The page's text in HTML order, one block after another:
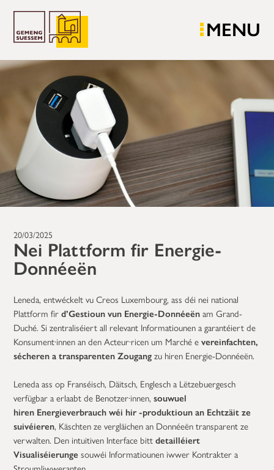
MENU
20/03/2025
Nei Plattform fir Energie-
Donnéeën
Leneda, entwéckelt vu Creos Luxembourg, ass déi nei national
Plattform fird’Gestioun vun Energie-Donnéeënam Grand-
Duché. Si zentraliséiert all relevant Informatiounen a garantéiert de
Konsument·innen an den Acteur·ricen um Marché evereinfachten,
sécheren a transparenten Zougangzu hiren Energie-Donnéeën.
Leneda ass op Franséisch, Däitsch, Englesch a Lëtzebuergesch
verfügbar a erlaabt de Benotzer·innen,souwuel
hiren Energieverbrauch wéi hir -produktioun an Echtzäit ze
suivéieren, Käschten ze vergläichen an Donnéeën transparent ze
verwalten. Den intuitiven Interface bittdetailléiert
Visualiséierungesouwéi Informatiounen iwwer Kontrakter a